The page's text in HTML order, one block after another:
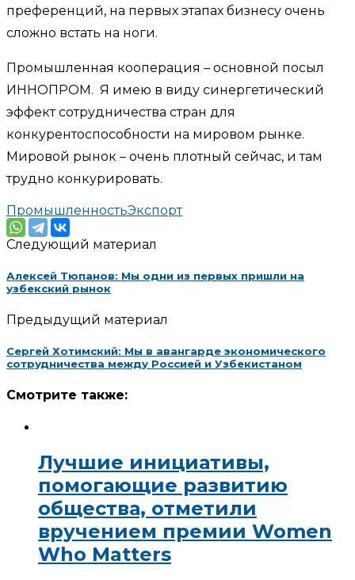
преференций, на первых этапах бизнесу очень
сложно встать на ноги.
Промышленная кооперация – основной посыл
ИННОПРОМ. Я имею в виду синергетический
эффект сотрудничества стран для
конкурентоспособности на мировом рынке.
Мировой рынок – очень плотный сейчас, и там
трудно конкурировать.
ПромышленностьЭкспорт
Следующий материал
Алексей Тюпанов: Мы одни из первых пришли на
узбекский рынок
Предыдущий материал
Сергей Хотимский: Мы в авангарде экономического
сотрудничества между Россией и Узбекистаном
Смотрите также:
Лучшие инициативы,
помогающие развитию
общества, отметили
вручением премии Women
Who Matters